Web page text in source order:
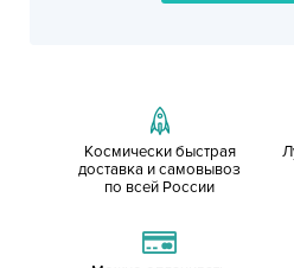
Космически быстрая
доставка и самовывоз
по всей России